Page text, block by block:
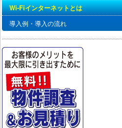
Wi-Fiインターネットとは
導入例・導入の流れ